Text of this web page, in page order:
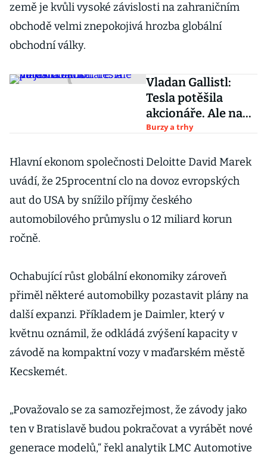
země je kvůli vysoké závislosti na zahraničním
obchodě velmi znepokojivá hrozba globální
obchodní války.
Vladan Gallistl:
Tesla potěšila
akcionáře. Ale na
jak dlouho?
Burzy a trhy
Hlavní ekonom společnosti Deloitte David Marek
uvádí, že 25procentní clo na dovoz evropských
aut do USA by snížilo příjmy českého
automobilového průmyslu o 12 miliard korun
ročně.
Ochabující růst globální ekonomiky zároveň
přiměl některé automobilky pozastavit plány na
další expanzi. Příkladem je Daimler, který v
květnu oznámil, že odkládá zvýšení kapacity v
závodě na kompaktní vozy v maďarském městě
Kecskemét.
„Považovalo se za samozřejmost, že závody jako
ten v Bratislavě budou pokračovat a vyrábět nové
generace modelů,“ řekl analytik LMC Automotive